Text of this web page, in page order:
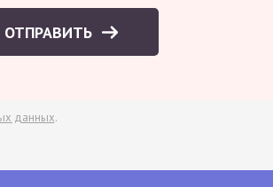
ОТПРАВИТЬ
данных.